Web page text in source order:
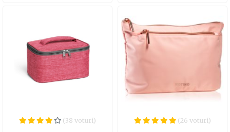
(38 voturi) (26 voturi)